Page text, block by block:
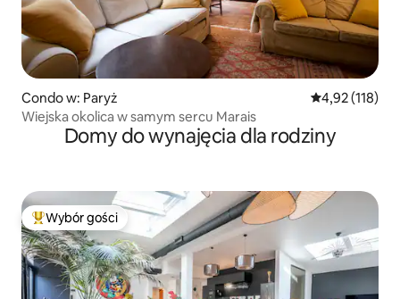
Condo w: Paryż Średnia
4,92 (118)
Wiejska okolica w samym sercu Marais
Domy do wynajęcia dla rodziny
Najpopularniejsze z kategorii Wybór gości
Wybór gości